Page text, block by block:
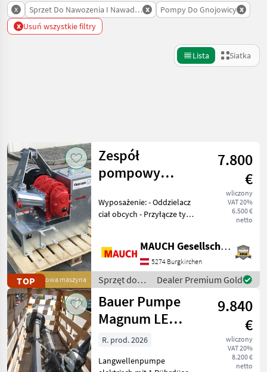
x Sprzet Do Nawozenia I Nawadniania
x Pompy Do Gnojowicy x
x Usuń wszystkie filtry
Lista Siatka
Kategoria 3 Kraj
AKTUALNA
ŚCIEŻKA
technika
rolnicza
Sprzet Do
Nawozenia I
Nawadniania
Pompy Do
Gnojowicy
WYBIERZ
KATEGORIĘ
Sonstige
54
Zresetuj
Pokaż
110
wyników
TOP Nowa maszyna
Zespół
pompowy
separatorem ciał
obcych
7.800
€
wliczony
VAT 20%
6.500 €
netto
Wyposażenie: - Oddzielacz
ciał obcych - Przyłącze typu
stali - Ocynkowane
pompa jest dostępna r
MAUCH Gesellschaft m.b.H. & Co.KG
5274 Burgkirchen
Sprzęt do
nawożenia i
nawadniania
/ Vogelsang
Dealer Premium Gold
Bauer Pumpe
Magnum LE
15/4,0/1-N
9.840
€
wliczony
VAT 20%
8.200 €
netto
R. prod. 2026
Langwellenpumpe